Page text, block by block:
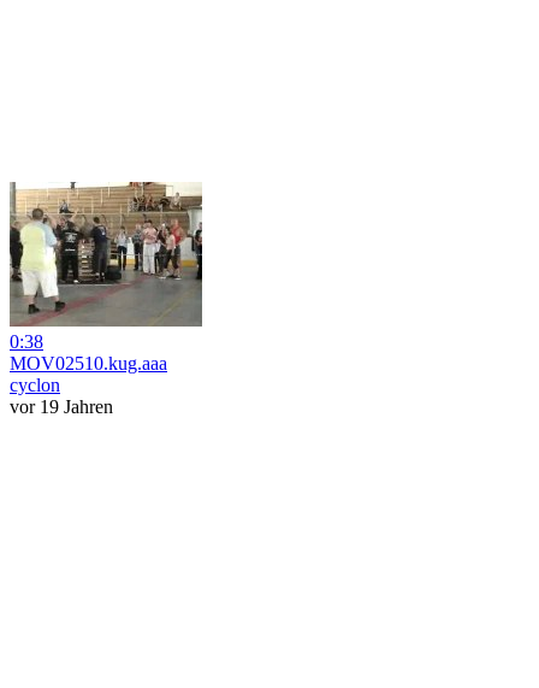
0:38
MOV02510.kug.aaa
cyclon
vor 19 Jahren